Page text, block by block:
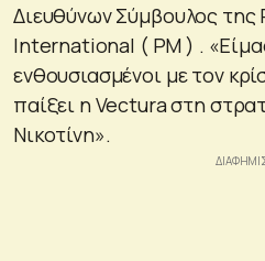
Διευθύνων Σύμβουλος
International ( PM ) .
ενθουσιασμένοι με τον
παίξει η Vectura στη
Νικοτίνη».